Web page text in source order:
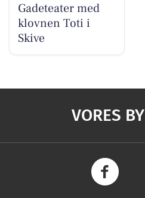
Gadeteater med
klovnen Toti i
Skive
VORES BY